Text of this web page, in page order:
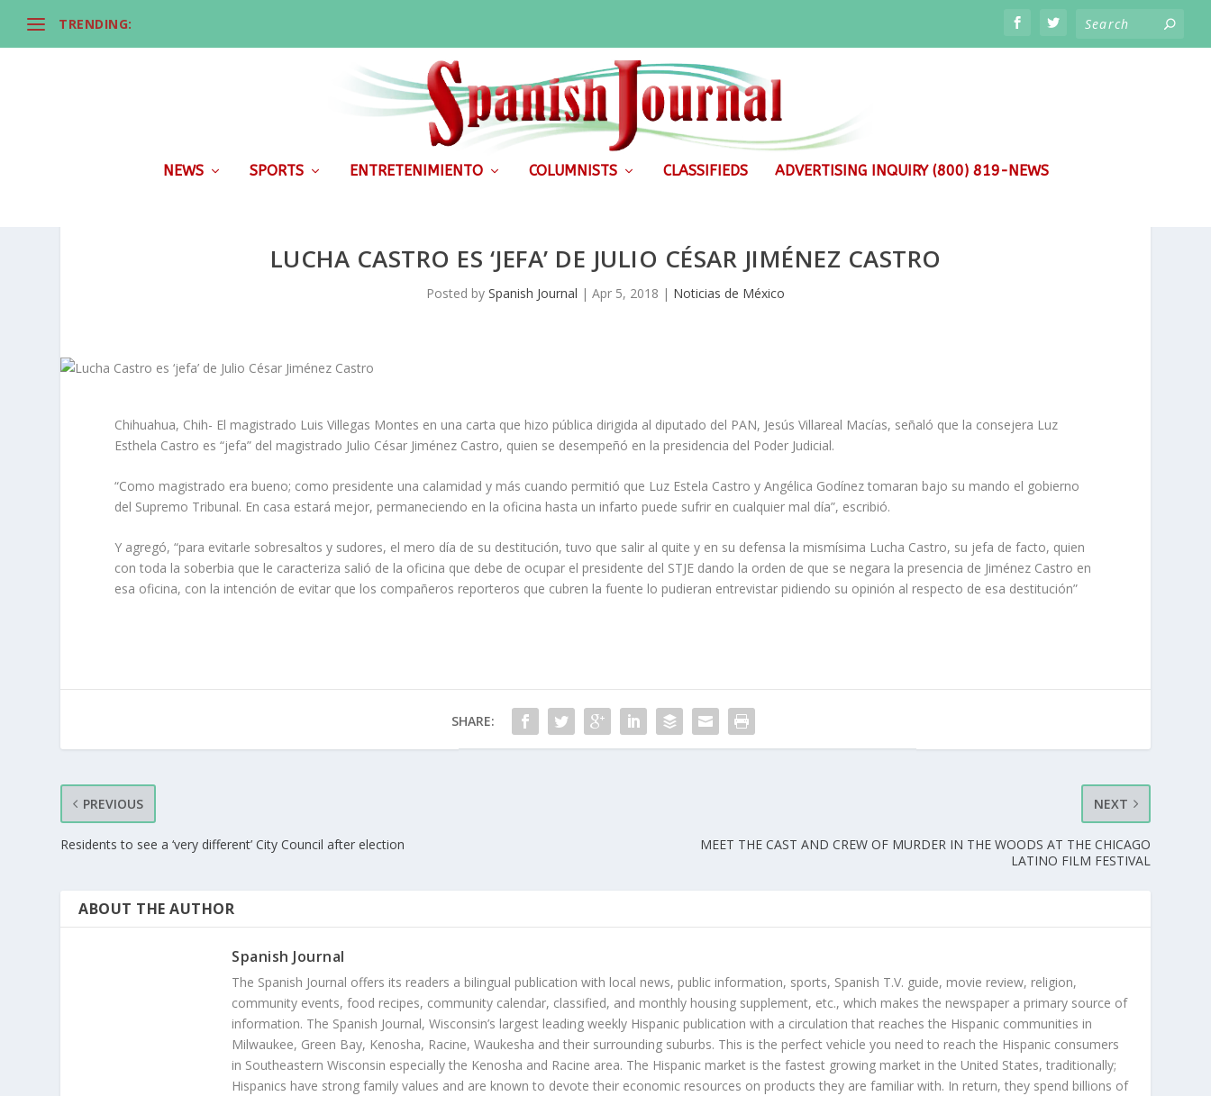
TRENDING:
NEWS SPORTS ENTRETENIMIENTO COLUMNISTS CLASSIFIEDS ADVERTISING INQUIRY (800) 819-NEWS
LUCHA CASTRO ES ‘JEFA’ DE JULIO CÉSAR JIMÉNEZ CASTRO
Posted by Spanish Journal | Apr 5, 2018 | Noticias de México
Chihuahua, Chih- El magistrado Luis Villegas Montes en una carta que hizo pública dirigida al diputado del PAN, Jesús Villareal Macías, señaló que la consejera Luz
Esthela Castro es “jefa” del magistrado Julio César Jiménez Castro, quien se desempeñó en la presidencia del Poder Judicial.
“Como magistrado era bueno; como presidente una calamidad y más cuando permitió que Luz Estela Castro y Angélica Godínez tomaran bajo su mando el gobierno
del Supremo Tribunal. En casa estará mejor, permaneciendo en la oficina hasta un infarto puede sufrir en cualquier mal día”, escribió.
Y agregó, “para evitarle sobresaltos y sudores, el mero día de su destitución, tuvo que salir al quite y en su defensa la mismísima Lucha Castro, su jefa de facto, quien
con toda la soberbia que le caracteriza salió de la oficina que debe de ocupar el presidente del STJE dando la orden de que se negara la presencia de Jiménez Castro en
esa oficina, con la intención de evitar que los compañeros reporteros que cubren la fuente lo pudieran entrevistar pidiendo su opinión al respecto de esa destitución”
SHARE:
PREVIOUS
Residents to see a ‘very different’ City Council after election
NEXT
MEET THE CAST AND CREW OF ​MURDER IN THE WOODS​ AT THE CHICAGO
LATINO FILM FESTIVAL
ABOUT THE AUTHOR
Spanish Journal
The Spanish Journal offers its readers a bilingual publication with local news, public information, sports, Spanish T.V. guide, movie review, religion,
community events, food recipes, community calendar, classified, and monthly housing supplement, etc., which makes the newspaper a primary source of
information. The Spanish Journal, Wisconsin’s largest leading weekly Hispanic publication with a circulation that reaches the Hispanic communities in
Milwaukee, Green Bay, Kenosha, Racine, Waukesha and their surrounding suburbs. This is the perfect vehicle you need to reach the Hispanic consumers
in Southeastern Wisconsin especially the Kenosha and Racine area. The Hispanic market is the fastest growing market in the United States, traditionally;
Hispanics have strong family values and are known to devote their economic resources on products they are familiar with. In return, they spend billions of